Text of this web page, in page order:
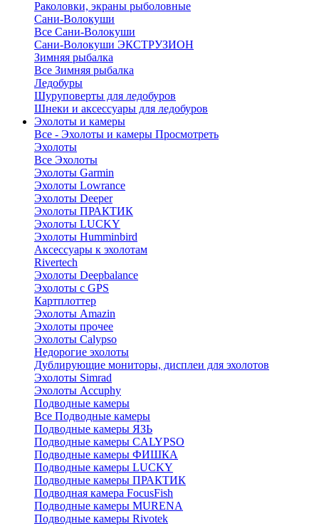
Раколовки, экраны рыболовные
Сани-Волокуши
Все Сани-Волокуши
Сани-Волокуши ЭКСТРУЗИОН
Зимняя рыбалка
Все Зимняя рыбалка
Ледобуры
Шуруповерты для ледобуров
Шнеки и аксессуары для ледобуров
Эхолоты и камеры
Все - Эхолоты и камеры Просмотреть
Эхолоты
Все Эхолоты
Эхолоты Garmin
Эхолоты Lowrance
Эхолоты Deeper
Эхолоты ПРАКТИК
Эхолоты LUCKY
Эхолоты Humminbird
Аксессуары к эхолотам
Rivertech
Эхолоты Deepbalance
Эхолоты с GPS
Картплоттер
Эхолоты Amazin
Эхолоты прочее
Эхолоты Calypso
Недорогие эхолоты
Дублирующие мониторы, дисплеи для эхолотов
Эхолоты Simrad
Эхолоты Accuphy
Подводные камеры
Все Подводные камеры
Подводные камеры ЯЗЬ
Подводные камеры CALYPSO
Подводные камеры ФИШКА
Подводные камеры LUCKY
Подводные камеры ПРАКТИК
Подводная камера FocusFish
Подводные камеры MURENA
Подводные камеры Rivotek